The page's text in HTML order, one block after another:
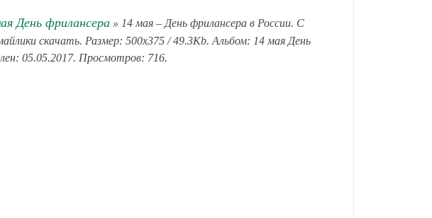
День фрилансера » 14 мая – День фрилансера в России. С
скачать. Размер: 500x375 / 49.3Kb. Альбом: 14 мая День
05.05.2017. Просмотров: 716.